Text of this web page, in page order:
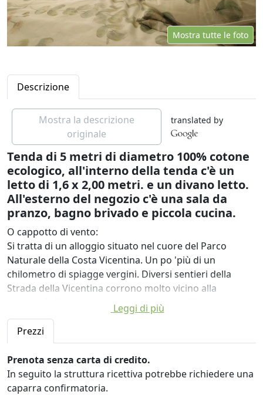
Mostra tutte le foto
Descrizione
Mostra la descrizione
originale
translated by
Tenda di 5 metri di diametro 100% cotone
ecologico, all'interno della tenda c'è un
letto di 1,6 x 2,00 metri. e un divano letto.
All'esterno del negozio c'è una sala da
pranzo, bagno brivado e piccola cucina.
O cappotto di vento:
Si tratta di un alloggio situato nel cuore del Parco
Naturale della Costa Vicentina. Un po 'più di un
chilometro di spiagge vergini. Diversi sentieri della
Strada della Vicentina corrono molto vicino alla
proprietà. Si tratta di una sistemazione all'interno di
una tenuta privata circondata da alberi di pino. Ha
accesso e posti a sedere privati per l'alloggio. Non ci
sono più vicini che occasionalmente potrebbero
trovarsi nella piccola casa principale, che, in ogni caso,
occupano un altro spazio in modo che la privacy sia
assoluta.
Leggi di più
Prezzi
Prenota senza carta di credito.
In seguito la struttura ricettiva potrebbe richiedere una
caparra confirmatoria.